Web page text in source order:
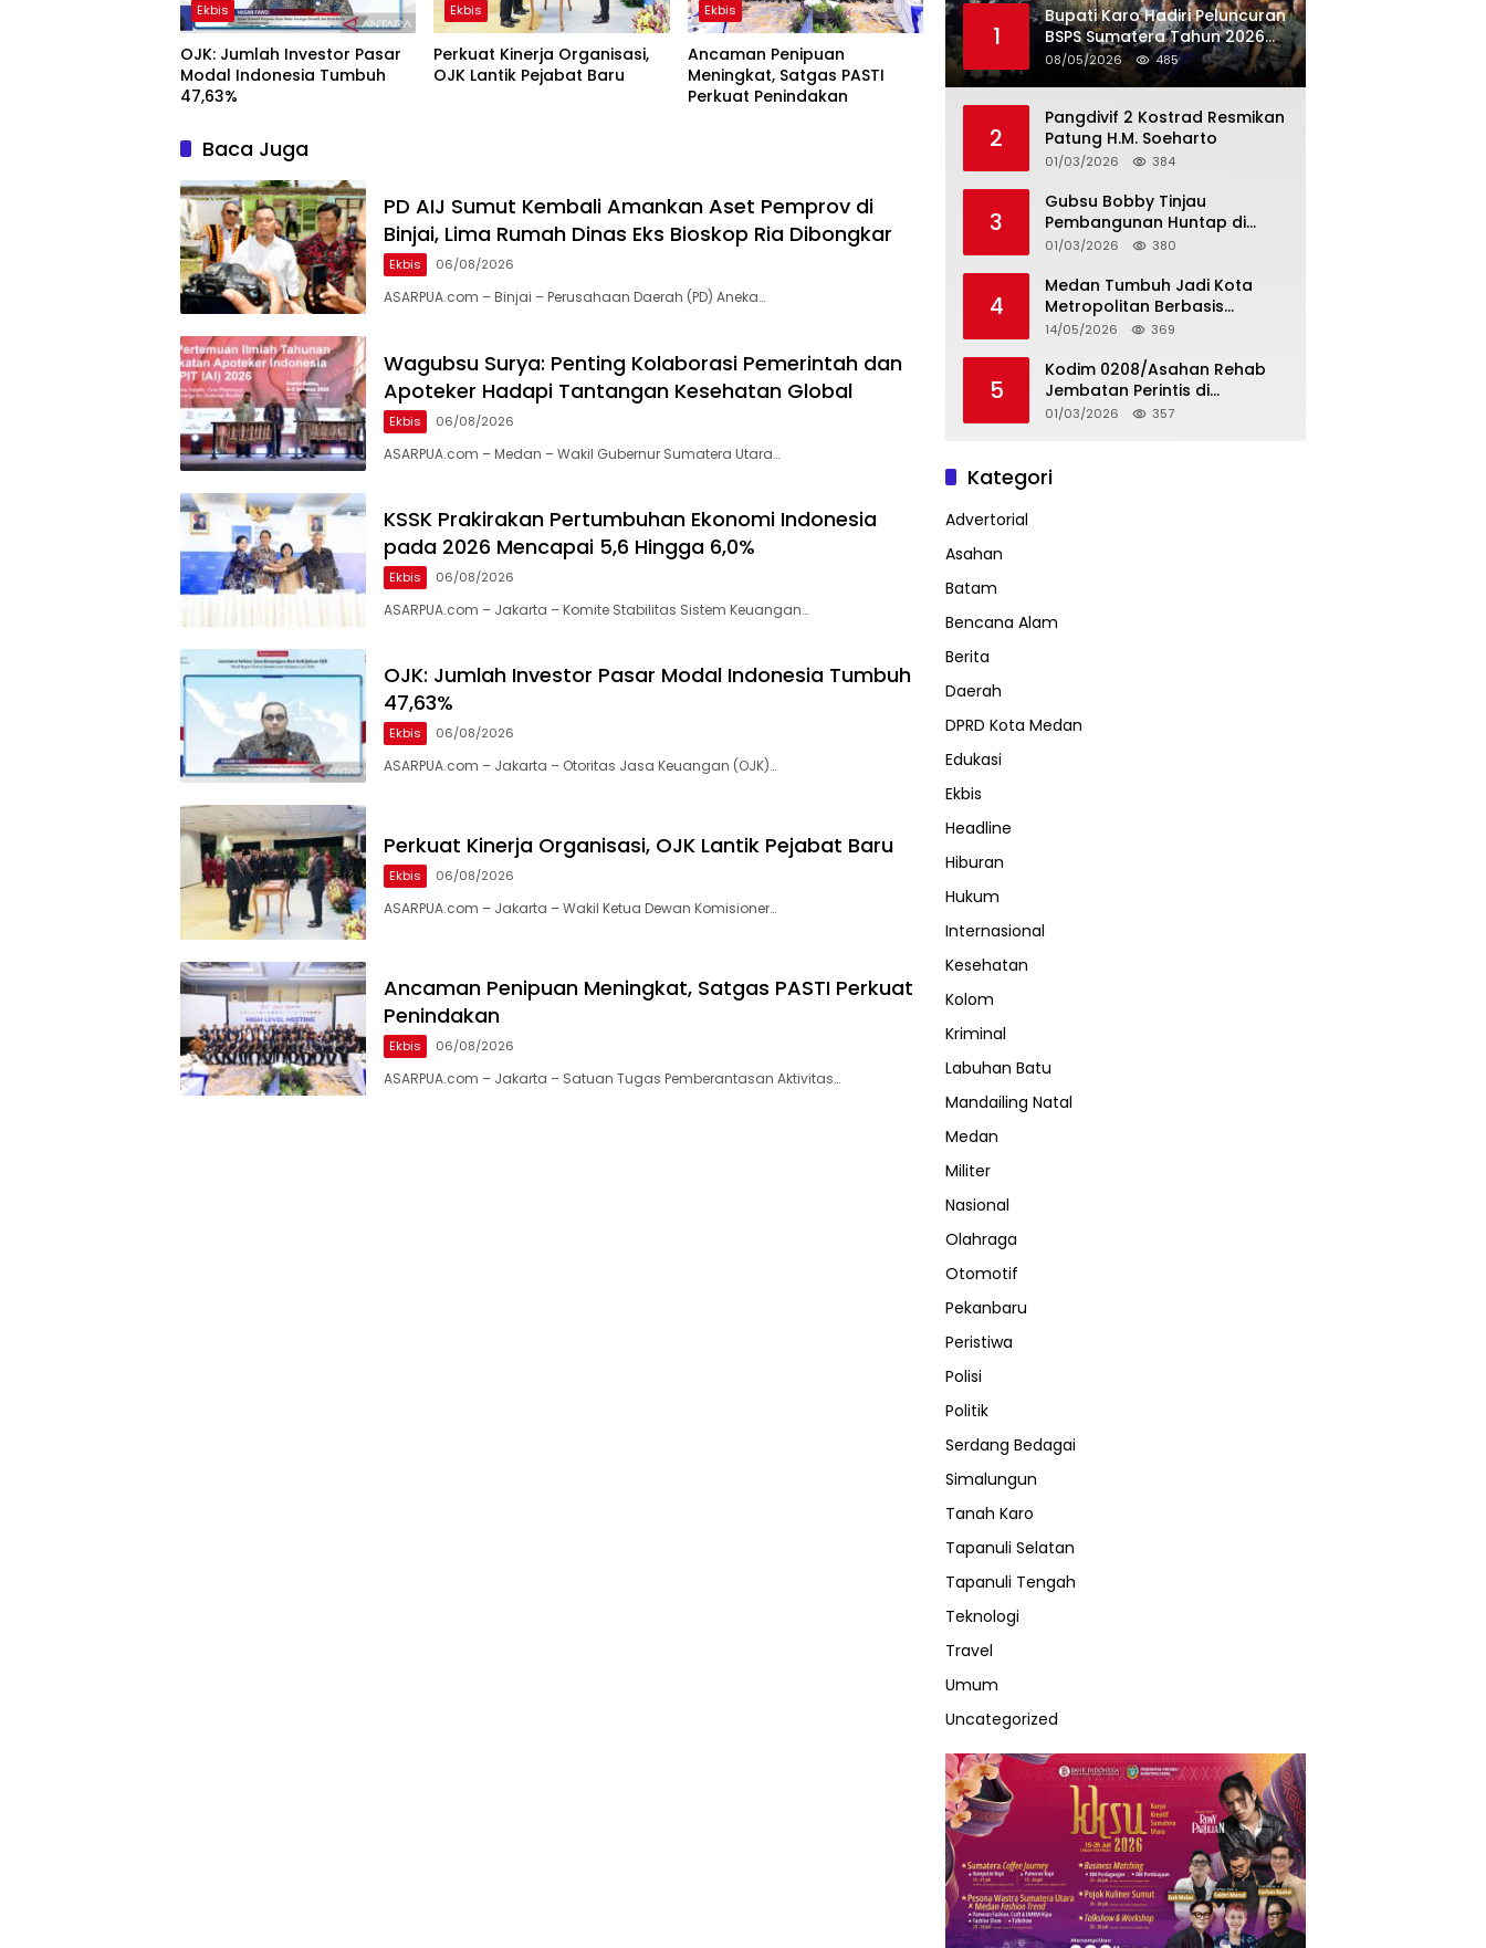
Ekbis
OJK: Jumlah Investor Pasar
Modal Indonesia Tumbuh
47,63%
Ekbis
Perkuat Kinerja Organisasi,
OJK Lantik Pejabat Baru
Ekbis
Ancaman Penipuan
Meningkat, Satgas PASTI
Perkuat Penindakan
Baca Juga
PD AIJ Sumut Kembali Amankan Aset Pemprov di
Binjai, Lima Rumah Dinas Eks Bioskop Ria Dibongkar
Ekbis 06/08/2026
ASARPUA.com – Binjai – Perusahaan Daerah (PD) Aneka…
Wagubsu Surya: Penting Kolaborasi Pemerintah dan
Apoteker Hadapi Tantangan Kesehatan Global
Ekbis 06/08/2026
ASARPUA.com – Medan – Wakil Gubernur Sumatera Utara…
KSSK Prakirakan Pertumbuhan Ekonomi Indonesia
pada 2026 Mencapai 5,6 Hingga 6,0%
Ekbis 06/08/2026
ASARPUA.com – Jakarta – Komite Stabilitas Sistem Keuangan…
OJK: Jumlah Investor Pasar Modal Indonesia Tumbuh
47,63%
Ekbis 06/08/2026
ASARPUA.com – Jakarta – Otoritas Jasa Keuangan (OJK)…
Perkuat Kinerja Organisasi, OJK Lantik Pejabat Baru
Ekbis 06/08/2026
ASARPUA.com – Jakarta – Wakil Ketua Dewan Komisioner…
Ancaman Penipuan Meningkat, Satgas PASTI Perkuat
Penindakan
Ekbis 06/08/2026
ASARPUA.com – Jakarta – Satuan Tugas Pemberantasan Aktivitas…
1
Bupati Karo Hadiri Peluncuran
BSPS Sumatera Tahun 2026
Secarra Daring
08/05/2026 485
2
Pangdivif 2 Kostrad Resmikan
Patung H.M. Soeharto
01/03/2026 384
3
Gubsu Bobby Tinjau
Pembangunan Huntap di
Tapteng
01/03/2026 380
4
Medan Tumbuh Jadi Kota
Metropolitan Berbasis
Teknologi
14/05/2026 369
5
Kodim 0208/Asahan Rehab
Jembatan Perintis di
Mandarsah
01/03/2026 357
Kategori
Advertorial
Asahan
Batam
Bencana Alam
Berita
Daerah
DPRD Kota Medan
Edukasi
Ekbis
Headline
Hiburan
Hukum
Internasional
Kesehatan
Kolom
Kriminal
Labuhan Batu
Mandailing Natal
Medan
Militer
Nasional
Olahraga
Otomotif
Pekanbaru
Peristiwa
Polisi
Politik
Serdang Bedagai
Simalungun
Tanah Karo
Tapanuli Selatan
Tapanuli Tengah
Teknologi
Travel
Umum
Uncategorized